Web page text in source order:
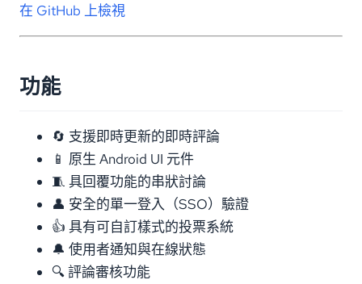
在 GitHub 上檢視
功能
🔄 支援即時更新的即時評論
📱 原生 Android UI 元件
🧵 具回覆功能的串狀討論
👤 安全的單一登入（SSO）驗證
👍 具有可自訂樣式的投票系統
🔔 使用者通知與在線狀態
🔍 評論審核功能